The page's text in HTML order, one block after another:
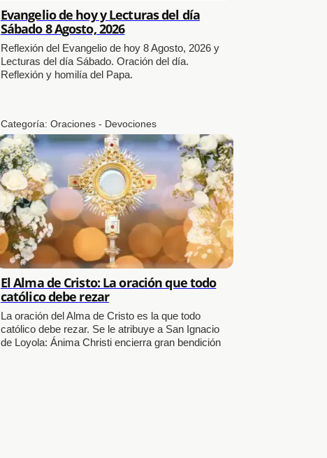
Evangelio de hoy y Lecturas del día
Sábado 8 Agosto, 2026
Reflexión del Evangelio de hoy 8 Agosto, 2026 y
Lecturas del día Sábado. Oración del día.
Reflexión y homilía del Papa.
Categoría: Oraciones - Devociones
El Alma de Cristo: La oración que todo
católico debe rezar
La oración del Alma de Cristo es la que todo
católico debe rezar. Se le atribuye a San Ignacio
de Loyola: Ánima Christi encierra gran bendición